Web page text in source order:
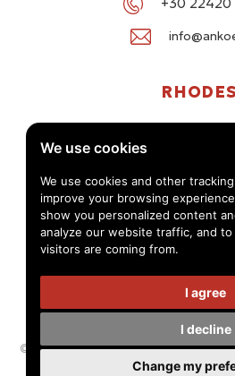
We use cookies
We use cookies and other
improve your browsing
show you personalized content
analyze our website traffic, and
visitors are coming from.
I agree
I decline
Change my
RHODES
+30 22414 01016 /
© Anko Tourism Educational Group